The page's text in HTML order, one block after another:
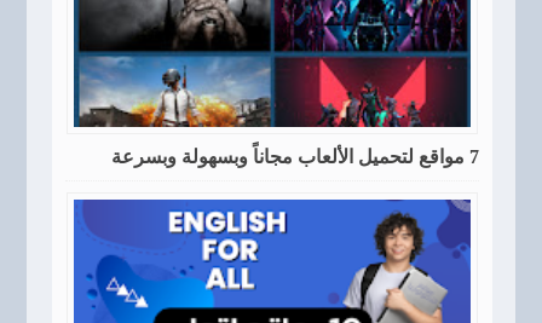
7 مواقع لتحميل الألعاب مجاناً وبسهولة وبسرعة